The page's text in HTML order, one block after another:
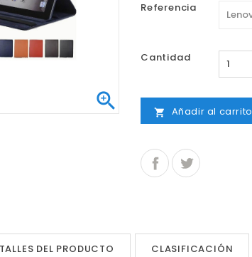
distribución

Referencia
Cantidad
 Añadir al carrito
DEL PRODUCTO CLASIFICACIÓN